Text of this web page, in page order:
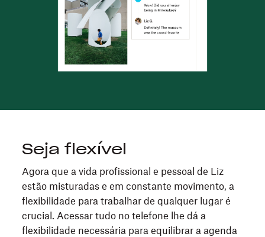
Seja flexível
Agora que a vida profissional e pessoal de Liz
estão misturadas e em constante movimento, a
flexibilidade para trabalhar de qualquer lugar é
crucial. Acessar tudo no telefone lhe dá a
flexibilidade necessária para equilibrar a agenda